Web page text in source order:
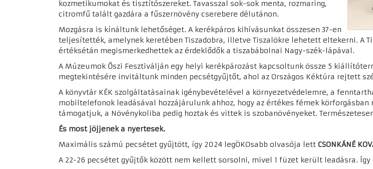
kozmetikumokat és tisztítószereket. Tavasszal sok-sok menta, rozmaring,
citromfű talált gazdára a fűszernövény cserebere délutánon.
Mozgásra is kínáltunk lehetőséget. A kerékpáros kihívásunkat összesen 37-en
teljesítették, amelynek keretében Tiszadobra, illetve Tiszalökre lehetett eltekerni. A
értéksétán megismerkedhettek az érdeklődők a tiszabábolnai Nagy-szék-lápával.
A Múzeumok Őszi Fesztiválján egy helyi kerékpározást kapcsoltunk össze 5
megtekintésére invitáltunk minden pecsétgyűjtőt, ahol az Országos Kéktúra rejtett
A könyvtár KÉK szolgáltatásainak igénybevételével a környezetvédelemre, a
mobiltelefonok leadásával hozzájárulunk ahhoz, hogy az értékes fémek
támogatjuk, a Növénykoliba pedig hoztak és vittek is szobanövényeket.
És most jöjjenek a nyertesek.
Maximális számú pecsétet gyűjtött, így 2024 legÖKOsabb olvasója lett CSONKÁNÉ
A 22-26 pecsétet gyűjtők között nem kellett sorsolni, mivel 1 füzet került leadásra.